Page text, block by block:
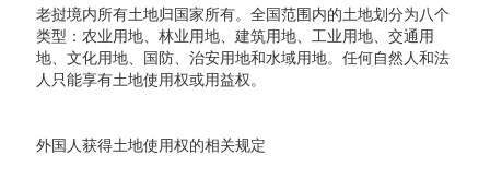
老挝境内所有土地归国家所有。全国范围内的土地划分为八个
类型：农业用地、林业用地、建筑用地、工业用地、交通用
地、文化用地、国防、治安用地和水域用地。任何自然人和法
人只能享有土地使用权或用益权。
外国人获得土地使用权的相关规定